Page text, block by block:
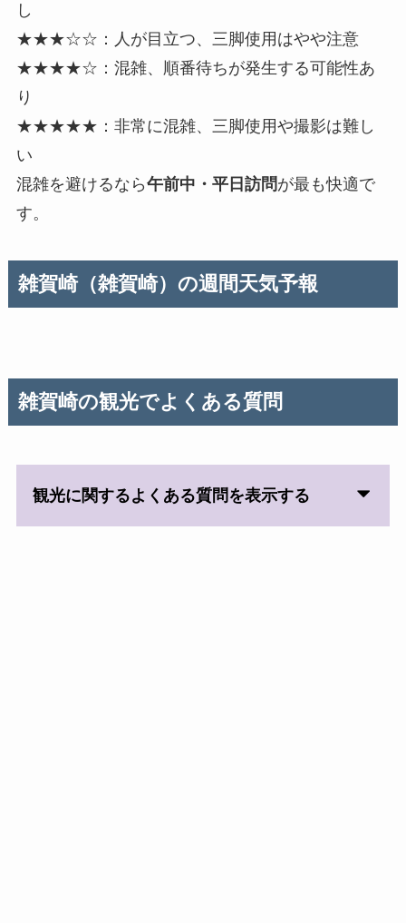
し
★★★☆☆：人が目立つ、三脚使用はやや注意
★★★★☆：混雑、順番待ちが発生する可能性あ
り
★★★★★：非常に混雑、三脚使用や撮影は難し
い
混雑を避けるなら午前中・平日訪問が最も快適で
す。
雑賀崎（雑賀崎）の週間天気予報
雑賀崎の観光でよくある質問
観光に関するよくある質問を表示する